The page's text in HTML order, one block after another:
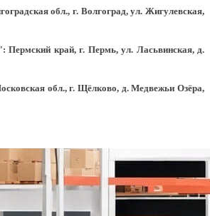
обл., г. Волгоград, ул. Жигулевская,
край, г. Пермь, ул. Ласьвинская, д.
обл., г. Щёлково, д. Медвежьи Озёра,